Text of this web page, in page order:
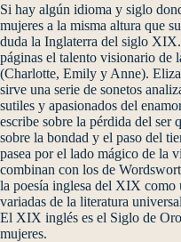
Si hay algún idioma y siglo
mujeres a la misma altura que
duda la Inglaterra del siglo
páginas el talento visionario de
(Charlotte, Emily y Anne).
sirve una serie de sonetos
sutiles y apasionados del
escribe sobre la pérdida del ser
sobre la bondad y el paso del
pasea por el lado mágico de la
combinan con los de
la poesía inglesa del XIX como
variadas de la literatura
El XIX inglés es el Siglo de
mujeres.